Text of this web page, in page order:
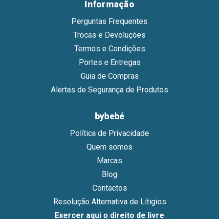
Informação
Perguntas Frequentes
Trocas e Devoluções
Termos e Condições
Portes e Entregas
Guia de Compras
Alertas de Segurança de Produtos
bybebé
Política de Privacidade
Quem somos
Marcas
Blog
Contactos
Resolução Alternativa de Lítigios
Exercer aqui o direito de livre